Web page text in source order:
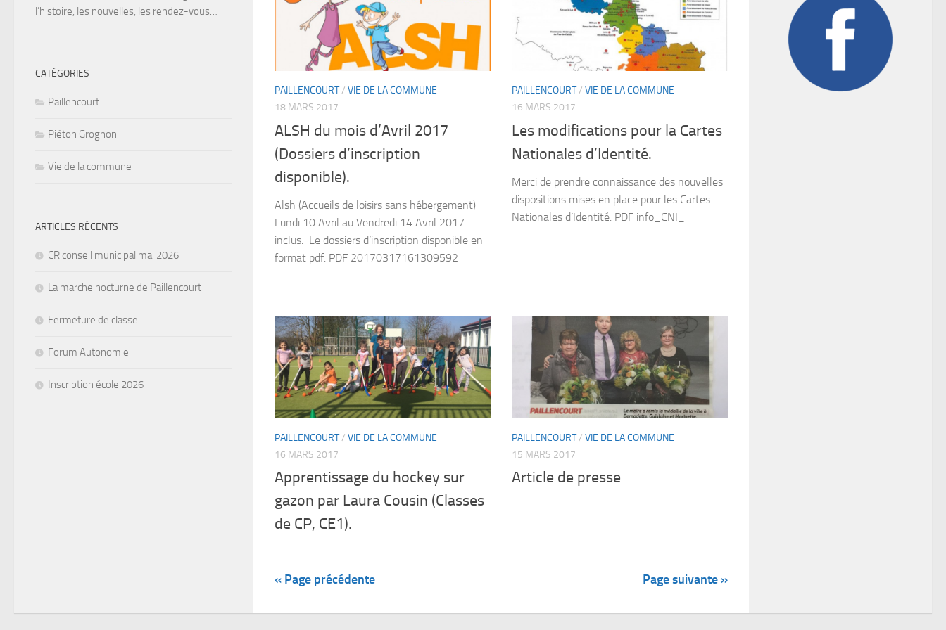
PAILLENCOURT/ VIE DE LA COMMUNE
18 MARS 2017
ALSH du mois d’Avril 2017
(Dossiers d’inscription
disponible).
Alsh (Accueils de loisirs sans hébergement)
Lundi 10 Avril au Vendredi 14 Avril 2017
inclus. Le dossiers d’inscription disponible en
format pdf. PDF 20170317161309592
PAILLENCOURT/ VIE DE LA COMMUNE
16 MARS 2017
Les modifications pour la Cartes
Nationales d’Identité.
Merci de prendre connaissance des nouvelles
dispositions mises en place pour les Cartes
Nationales d’Identité. PDF info_CNI_
PAILLENCOURT/ VIE DE LA COMMUNE
16 MARS 2017
Apprentissage du hockey sur
gazon par Laura Cousin (Classes
de CP, CE1).
PAILLENCOURT/ VIE DE LA COMMUNE
15 MARS 2017
Article de presse
« Page précédente Page suivante »
l’histoire, les nouvelles, les rendez-vous…
CATÉGORIES
Paillencourt
Piéton Grognon
Vie de la commune
ARTICLES RÉCENTS
CR conseil municipal mai 2026
La marche nocturne de Paillencourt
Fermeture de classe
Forum Autonomie
Inscription école 2026